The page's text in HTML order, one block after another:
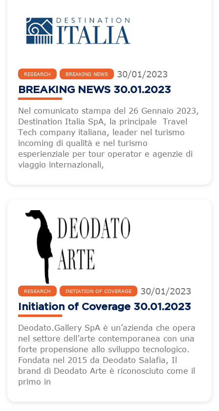
RESEARCH BREAKING NEWS 30/01/2023
BREAKING NEWS 30.01.2023
Nel comunicato stampa del 26 Gennaio 2023,
Destination Italia SpA, la principale Travel
Tech company italiana, leader nel turismo
incoming di qualità e nel turismo
esperienziale per tour operator e agenzie di
viaggio internazionali,
RESEARCH INITIATION OF COVERAGE 30/01/2023
Initiation of Coverage 30.01.2023
Deodato.Gallery SpA è un’azienda che opera
nel settore dell’arte contemporanea con una
forte propensione allo sviluppo tecnologico.
Fondata nel 2015 da Deodato Salafia, Il
brand di Deodato Arte è riconosciuto come il
primo in